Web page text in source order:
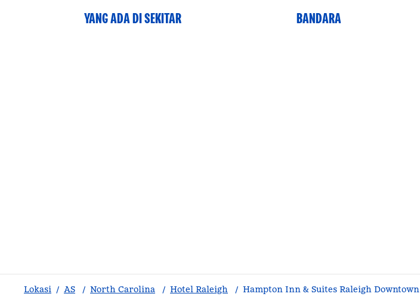
YANG ADA DI SEKITAR BANDARA
Lokasi / AS / North Carolina / Hotel Raleigh / Hampton Inn & Suites Raleigh Downtown